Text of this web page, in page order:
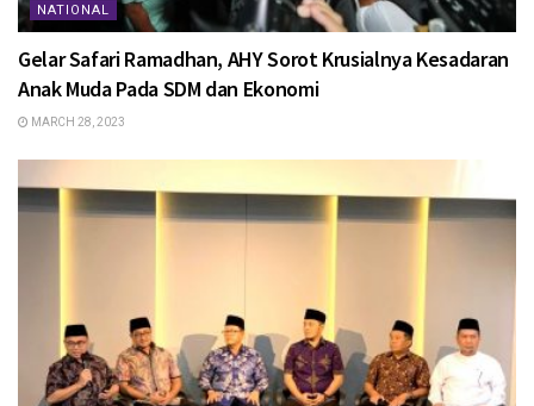
NATIONAL
Gelar Safari Ramadhan, AHY Sorot Krusialnya Kesadaran
Anak Muda Pada SDM dan Ekonomi
MARCH 28, 2023